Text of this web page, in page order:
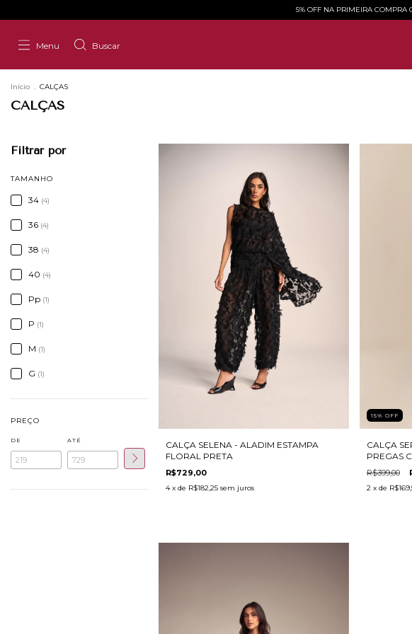
5% OFF NA PRIMEIRA COMPRA
Menu Buscar
Início . CALÇAS
CALÇAS
Filtrar por
TAMANHO
34 (4)
36 (4)
38 (4)
40 (4)
Pp (1)
P (1)
M (1)
G (1)
PREÇO
DE ATÉ
CALÇA SELENA - ALADIM ESTAMPA
FLORAL PRETA
R$729,00
4 x de R$182,25 sem juros
15% OFF
CALÇA
PREGAS
R$399,00
2 x de